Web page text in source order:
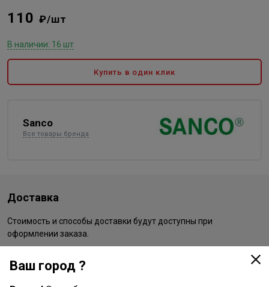
110 ₽/шт
В наличии: 16 шт
Купить в один клик
Sanco
Все товары бренда
Доставка
Стоимость и способы доставки будут доступны при
оформлении заказа.
Характеристики
Ваш город ?